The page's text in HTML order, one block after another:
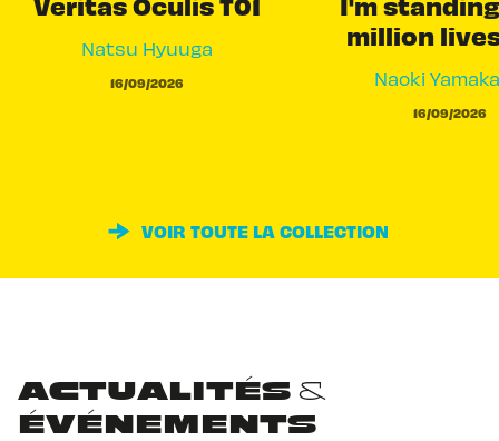
Natsu Hyuuga
16/09/2026
million
Naoki
16/09/2026
VOIR TOUTE LA COLLECTION
ACTUALITÉS &
ÉVÉNEMENTS